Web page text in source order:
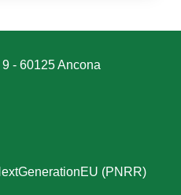
- 60125 Ancona
(PNRR)